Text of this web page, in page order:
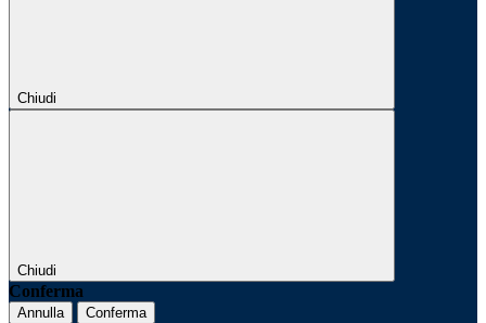
Chiudi
Chiudi
Conferma
Annulla Conferma